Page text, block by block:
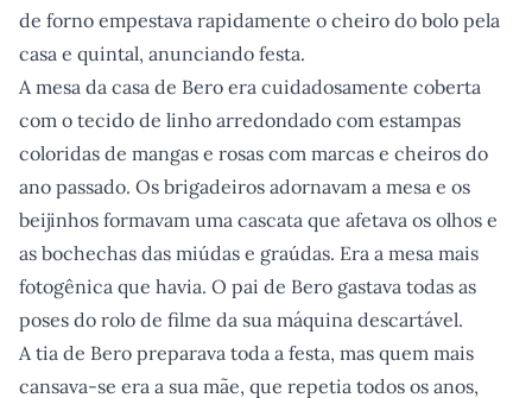
de forno empestava rapidamente o cheiro do bolo pela
casa e quintal, anunciando festa.
A mesa da casa de Bero era cuidadosamente coberta
com o tecido de linho arredondado com estampas
coloridas de mangas e rosas com marcas e cheiros do
ano passado. Os brigadeiros adornavam a mesa e os
beijinhos formavam uma cascata que afetava os olhos e
as bochechas das miúdas e graúdas. Era a mesa mais
fotogênica que havia. O pai de Bero gastava todas as
poses do rolo de filme da sua máquina descartável.
A tia de Bero preparava toda a festa, mas quem mais
cansava-se era a sua mãe, que repetia todos os anos,